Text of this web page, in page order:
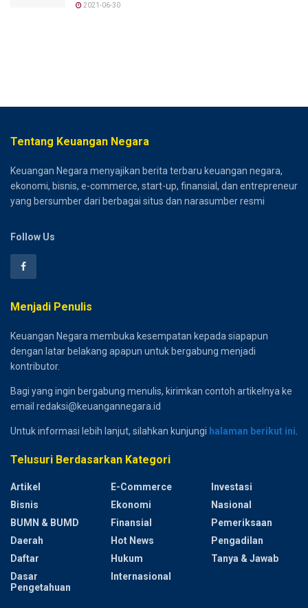
2021-06-30
Tentang Keuangan Negara
Keuangan Negara menyajikan berita terbaru keuangan negara,
ekonomi, bisnis, e-commerce, start-up, finansial, dan entrepreneur
yang bersumber dari berbagai situs dan narasumber resmi
Follow Us
Menjadi Penulis
Keuangan Negara membuka kesempatan kepada siapapun
dengan latar belakang apapun untuk bergabung menjadi
kontributor.
Bagi yang ingin bergabung menulis, kirimkan contoh artikelnya ke
email redaksi@keuangannegara.id
Untuk informasi lebih lanjut, silahkan kunjungi halaman berikut ini
Telusuri Berdasarkan Kategori
Artikel
Bisnis
BUMN & BUMD
Daerah
Daftar
Dasar
Pengetahuan
E-Commerce
Ekonomi
Finansial
Hot News
Hukum
Internasional
Investasi
Nasional
Pemeriksaan
Pengadilan
Tanya & Jawab